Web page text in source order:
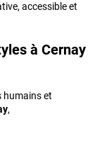
accessible et
à Cernay
humains et
,